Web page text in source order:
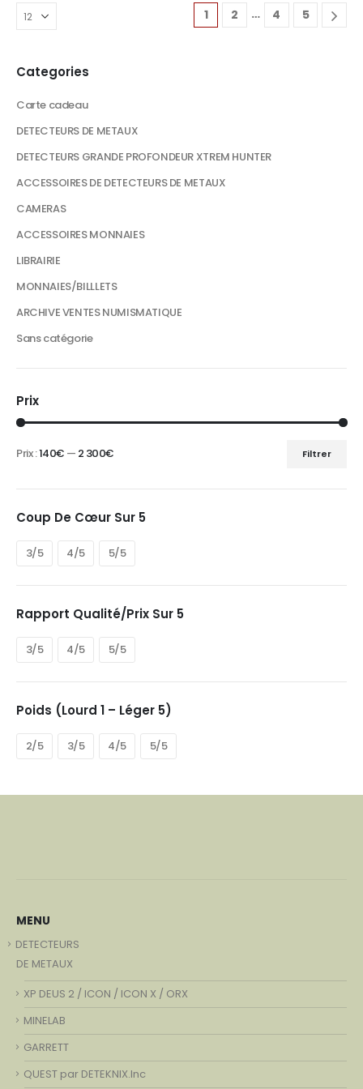
229,00€. 299,00€.
1 2 … 4 5
Categories
Carte cadeau
DETECTEURS DE METAUX
DETECTEURS GRANDE PROFONDEUR XTREM HUNTER
ACCESSOIRES DE DETECTEURS DE METAUX
CAMERAS
ACCESSOIRES MONNAIES
LIBRAIRIE
MONNAIES/BILLLETS
ARCHIVE VENTES NUMISMATIQUE
Sans catégorie
Prix
Filtrer
Prix :140€ — 2 300€
Coup De Cœur Sur 5
3/5 4/5 5/5
Rapport Qualité/prix Sur 5
3/5 4/5 5/5
Poids (Lourd 1 – Léger 5)
2/5 3/5 4/5 5/5
MENU
DETECTEURS
DE METAUX
XP DEUS 2 / ICON / ICON X / ORX
MINELAB
GARRETT
QUEST par DETEKNIX.Inc